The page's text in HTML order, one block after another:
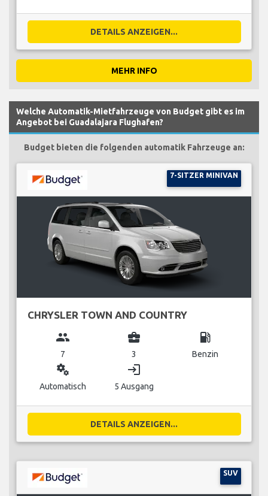
DETAILS ANZEIGEN...
MEHR INFO
Welche Automatik-Mietfahrzeuge von Budget gibt es im
Angebot bei Guadalajara Flughafen?
Budget bieten die folgenden automatik Fahrzeuge an:
7-SITZER MINIVAN
CHRYSLER TOWN AND COUNTRY
group
7
business_center
3
local_gas_station
Benzin
miscellaneous_services
Automatisch
login
5 Ausgang
DETAILS ANZEIGEN...
SUV